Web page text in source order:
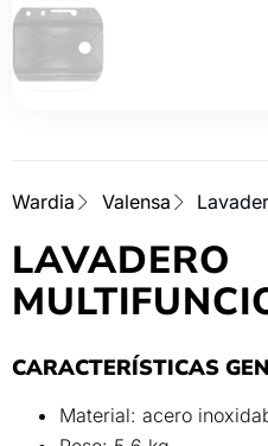
Wardia Valensa
LAVADERO
CARACTERÍSTICAS
Material: acero